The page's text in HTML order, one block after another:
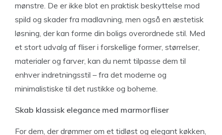
mønstre. De er ikke blot en praktisk beskyttelse mod
spild og skader fra madlavning, men også en æstetisk
løsning, der kan forme din boligs overordnede stil. Med
et stort udvalg af fliser i forskellige former, størrelser,
materialer og farver, kan du nemt tilpasse dem til
enhver indretningsstil – fra det moderne og
minimalistiske til det rustikke og boheme.
Skab klassisk elegance med marmorfliser
For dem, der drømmer om et tidløst og elegant køkken,